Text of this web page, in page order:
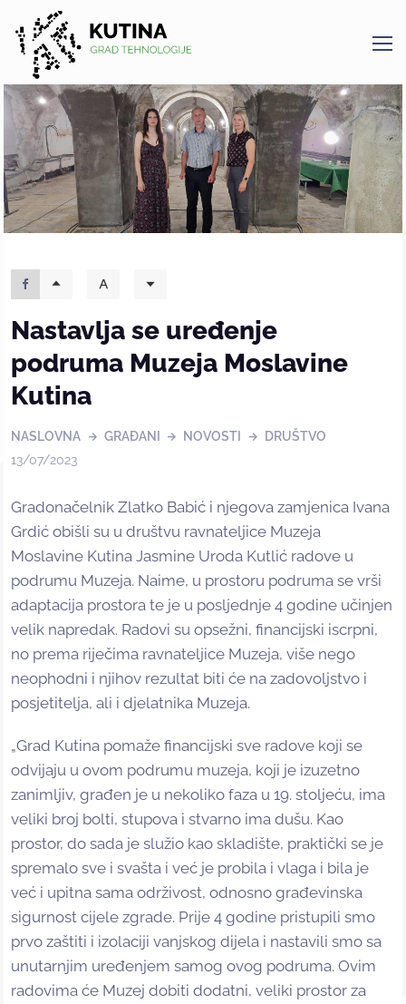
Kutina
Nastavlja se uređenje
podruma Muzeja Moslavine
Kutina
NASLOVNA GRAĐANI NOVOSTI
DRUŠTVO
13/07/2023
Gradonačelnik Zlatko Babić i njegova zamjenica Ivana
Grdić obišli su u društvu ravnateljice Muzeja
Moslavine Kutina Jasmine Uroda Kutlić radove u
podrumu Muzeja. Naime, u prostoru podruma se vrši
adaptacija prostora te je u posljednje 4 godine učinjen
velik napredak. Radovi su opsežni, financijski iscrpni,
no prema riječima ravnateljice Muzeja, više nego
neophodni i njihov rezultat biti će na zadovoljstvo i
posjetitelja, ali i djelatnika Muzeja.
„Grad Kutina pomaže financijski sve radove koji se
odvijaju u ovom podrumu muzeja, koji je izuzetno
zanimljiv, građen je u nekoliko faza u 19. stoljeću, ima
veliki broj bolti, stupova i stvarno ima dušu. Kao
prostor, do sada je služio kao skladište, praktički se je
spremalo sve i svašta i već je probila i vlaga i bila je
već i upitna sama održivost, odnosno građevinska
sigurnost cijele zgrade. Prije 4 godine pristupili smo
prvo zaštiti i izolaciji vanjskog dijela i nastavili smo sa
unutarnjim uređenjem samog ovog podruma. Ovim
radovima će Muzej dobiti dodatni, veliki prostor za